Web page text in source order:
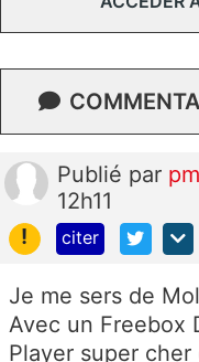
Publié par
12h11
!
citer
Je me sers de
Avec un Freebox
Player super